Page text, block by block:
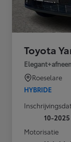
Toyota
Roeselare
HYBRIDE
10-2025
Motorisatie